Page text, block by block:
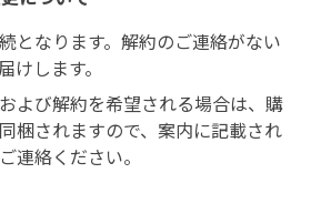
となります。解約のご連絡がない
けします。
よび解約を希望される場合は、購
梱されますので、案内に記載され
連絡ください。